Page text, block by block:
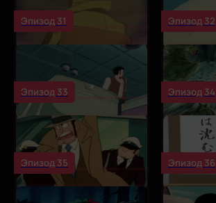
Эпизод 31 Эпизод 32
Эпизод 33 Эпизод 34
Эпизод 35 Эпизод 36